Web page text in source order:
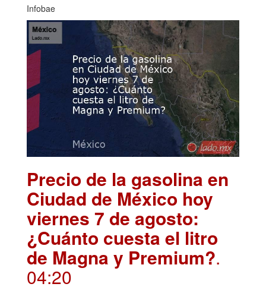
Infobae
Precio de la gasolina en
Ciudad de México hoy
viernes 7 de agosto:
¿Cuánto cuesta el litro
de Magna y Premium?.
04:20